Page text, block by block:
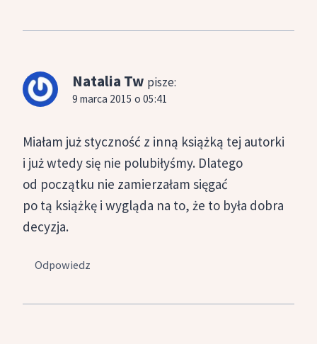
Natalia Tw pisze:
9 marca 2015 o 05:41
Miałam już styczność z inną książką tej autorki
i już wtedy się nie polubiłyśmy. Dlatego
od początku nie zamierzałam sięgać
po tą książkę i wygląda na to, że to była dobra
decyzja.
Odpowiedz